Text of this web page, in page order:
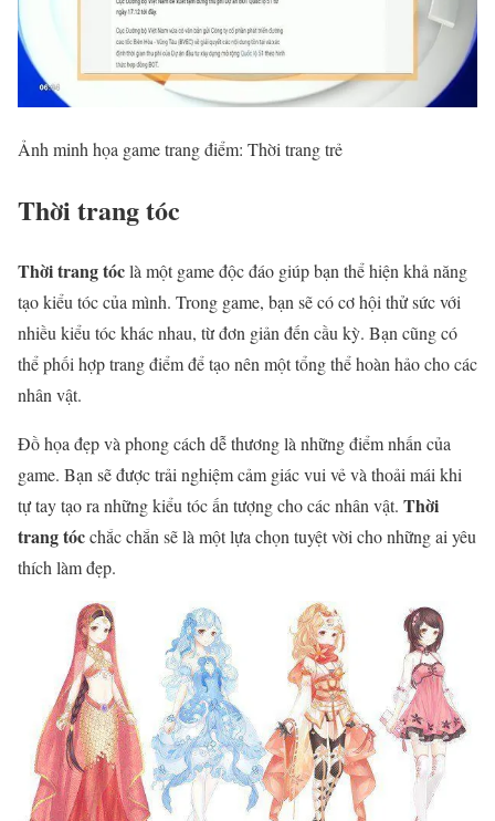
Ảnh minh họa game trang điểm: Thời trang trẻ
Thời trang tóc
Thời trang tóclà một game độc đáo giúp bạn thể hiện khả năng
tạo kiểu tóc của mình. Trong game, bạn sẽ có cơ hội thử sức với
nhiều kiểu tóc khác nhau, từ đơn giản đến cầu kỳ. Bạn cũng có
thể phối hợp trang điểm để tạo nên một tổng thể hoàn hảo cho các
nhân vật.
Đồ họa đẹp và phong cách dễ thương là những điểm nhấn của
game. Bạn sẽ được trải nghiệm cảm giác vui vẻ và thoải mái khi
tự tay tạo ra những kiểu tóc ấn tượng cho các nhân vật. Thời
trang tócchắc chắn sẽ là một lựa chọn tuyệt vời cho những ai yêu
thích làm đẹp.